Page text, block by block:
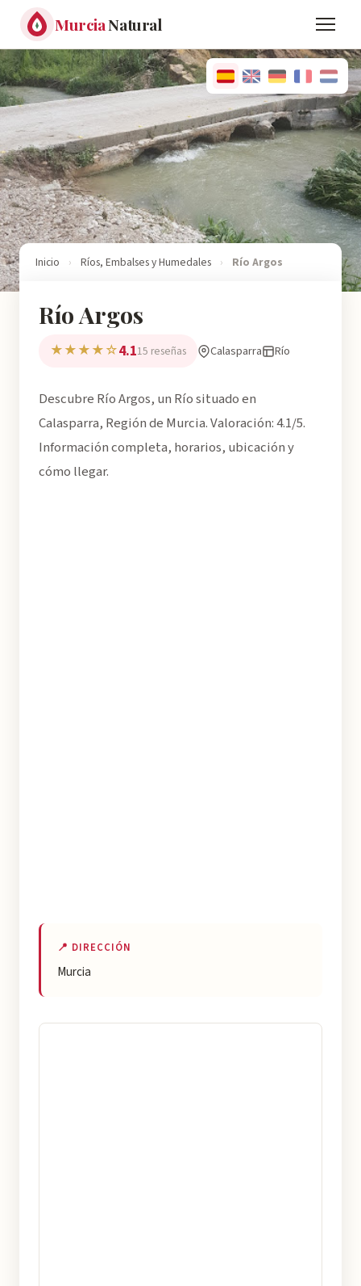
MurciaNatural
Inicio › Ríos, Embalses y Humedales › Río Argos
Río Argos
★★★★☆4.115 reseñas Calasparra Río
Descubre Río Argos, un Río situado en
Calasparra, Región de Murcia. Valoración: 4.1/5.
Información completa, horarios, ubicación y
cómo llegar.
📍 DIRECCIÓN
Murcia